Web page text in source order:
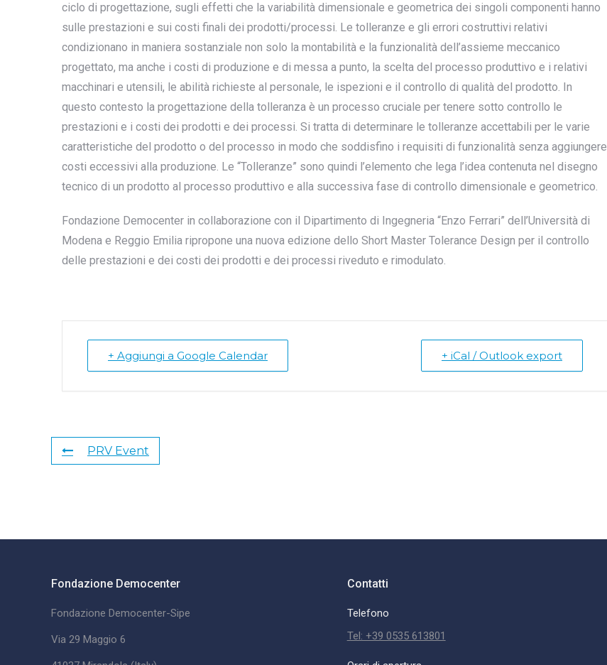
ciclo di progettazione, sugli effetti che la variabilità dimensionale e geometrica dei singoli componenti hanno
sulle prestazioni e sui costi finali dei prodotti/processi. Le tolleranze e gli errori costruttivi relativi
condizionano in maniera sostanziale non solo la montabilità e la funzionalità dell’assieme meccanico
progettato, ma anche i costi di produzione e di messa a punto, la scelta del processo produttivo e i relativi
macchinari e utensili, le abilità richieste al personale, le ispezioni e il controllo di qualità del prodotto. In
questo contesto la progettazione della tolleranza è un processo cruciale per tenere sotto controllo le
prestazioni e i costi dei prodotti e dei processi. Si tratta di determinare le tolleranze accettabili per le varie
caratteristiche del prodotto o del processo in modo che soddisfino i requisiti di funzionalità senza aggiungere
costi eccessivi alla produzione. Le “Tolleranze” sono quindi l’elemento che lega l’idea contenuta nel disegno
tecnico di un prodotto al processo produttivo e alla successiva fase di controllo dimensionale e geometrico.
Fondazione Democenter in collaborazione con il Dipartimento di Ingegneria “Enzo Ferrari” dell’Università di
Modena e Reggio Emilia ripropone una nuova edizione dello Short Master Tolerance Design per il controllo
delle prestazioni e dei costi dei prodotti e dei processi riveduto e rimodulato.
+ Aggiungi a Google Calendar + iCal / Outlook export
PRV Event
Fondazione Democenter
Fondazione Democenter-Sipe
Via 29 Maggio 6
Contatti
Telefono
Tel: +39 0535 613801